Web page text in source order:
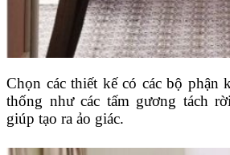
Chọn các thiết kế có các bộ phận
thống như các tấm gương tách
giúp tạo ra ảo giác.